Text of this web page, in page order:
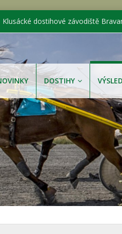
Klusácké dostihové závodiště
DOSTIHY